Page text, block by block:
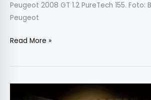
Peugeot 2008 GT 1.2 PureTech 155. Foto:
Peugeot
Read More »